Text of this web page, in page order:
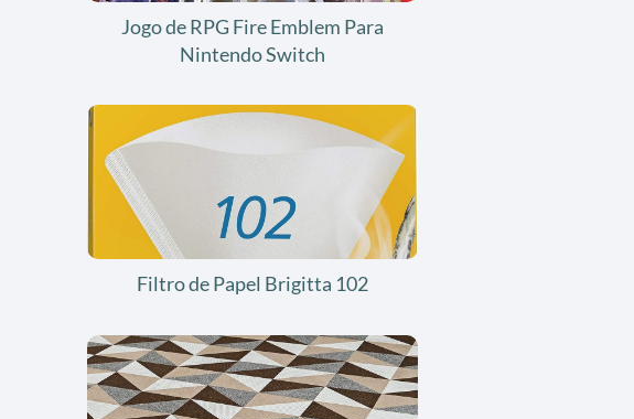
Jogo de RPG Fire Emblem Para
Nintendo Switch
Filtro de Papel Brigitta 102